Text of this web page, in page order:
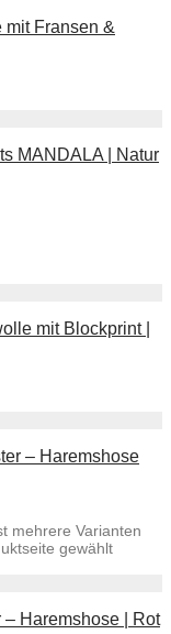
mit Fransen &
MANDALA | Natur
mit Blockprint |
– Haremshose
mehrere Varianten
gewählt
– Haremshose | Rot